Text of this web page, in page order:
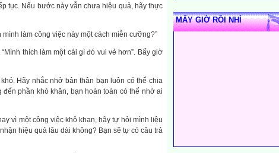
MẤY GIỜ RỒI NHỈ
tục. Nếu bước này vẫn chưa hiệu quả, hãy thực
làm công việc này một cách miễn cưỡng?”
thích làm một cái gì đó vui vẻ hơn”. Bấy giờ
Hãy nhắc nhở bản thân bạn luôn có thể chia
phần khó khăn, bạn hoàn toàn có thể nhờ ai
vì một công việc khô khan, hãy tự hỏi mình liệu
hiệu quả lâu dài không? Bạn sẽ tự có câu trả